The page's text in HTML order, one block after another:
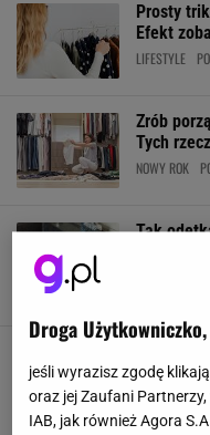
Prosty
Efekt
LIFESTYLE
Zrób
Tych
NOWY ROK
Tak
była
PORZĄDKI
Droga
jeśli wyrazisz zgodę
oraz jej Zaufani
IAB, jak również Agora